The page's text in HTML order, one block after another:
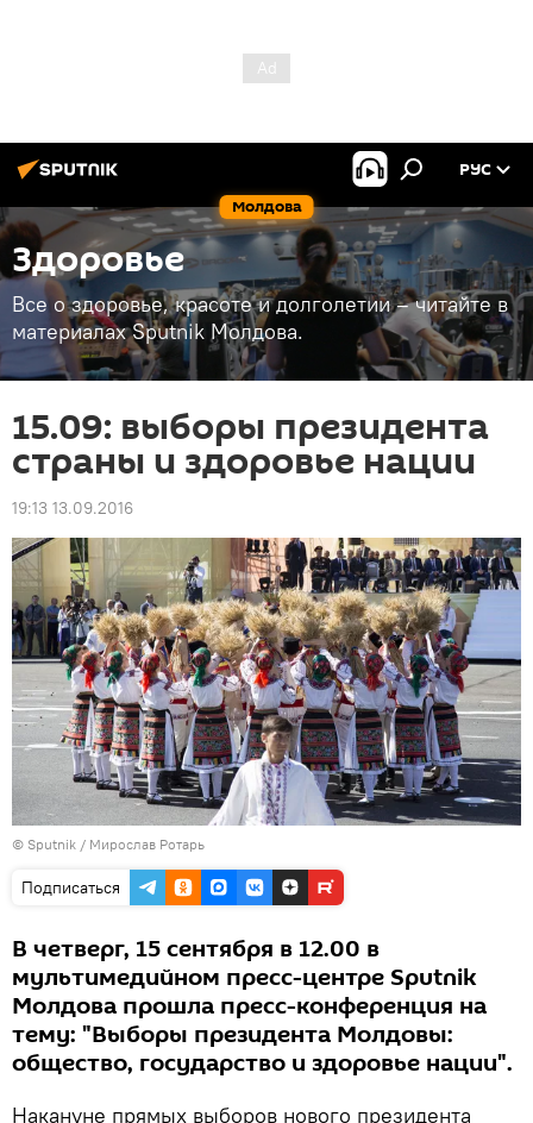
Молдова
РУС
Здоровье
Все о здоровье, красоте и долголетии – читайте в
материалах Sputnik Молдова.
15.09: выборы президента
страны и здоровье нации
19:13 13.09.2016
© Sputnik / Мирослав Ротарь
Подписаться
В четверг, 15 сентября в 12.00 в
мультимедийном пресс-центре Sputnik
Молдова прошла пресс-конференция на
тему: "Выборы президента Молдовы:
общество, государство и здоровье нации".
Накануне прямых выборов нового президента